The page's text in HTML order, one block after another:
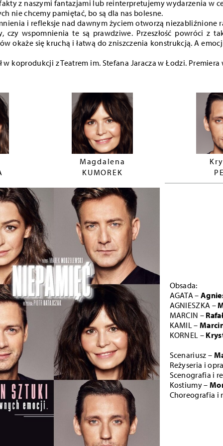
z naszymi fantazjami lub reinterpretujemy wydarzenia w
nie chcemy pamiętać, bo są dla nas bolesne.
i refleksje nad dawnym życiem otworzą niezabliźnione
czy wspomnienia te są prawdziwe. Przeszłość powróci z
okaże się kruchą i łatwą do zniszczenia konstrukcją. A
w koprodukcji z Teatrem im. Stefana Jaracza w Łodzi. Premiera
Magdalena
KUMOREK
Obsada:
AGATA –
AGNIESZKA –
MARCIN –
KAMIL –
KORNEL –
Scenariusz –
Reżyseria i
Scenografia i
Kostiumy –
Choreografia i